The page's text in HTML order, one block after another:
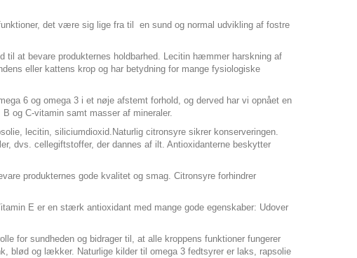
det være sig lige fra til en sund og normal udvikling af fostre
at bevare produkternes holdbarhed. Lecitin hæmmer harskning af
eller kattens krop og har betydning for mange fysiologiske
6 og omega 3 i et nøje afstemt forhold, og derved har vi opnået en
og C-vitamin samt masser af mineraler.
lecitin, siliciumdioxid.Naturlig citronsyre sikrer konserveringen.
dvs. cellegiftstoffer, der dannes af ilt. Antioxidanterne beskytter
produkternes gode kvalitet og smag. Citronsyre forhindrer
E er en stærk antioxidant med mange gode egenskaber: Udover
for sundheden og bidrager til, at alle kroppens funktioner fungerer
blød og lækker. Naturlige kilder til omega 3 fedtsyrer er laks, rapsolie